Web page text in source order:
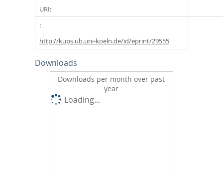
URI:
http://kups.ub.uni-koeln.de/id/eprint/29555
Downloads
Downloads per month over past
year
Loading...